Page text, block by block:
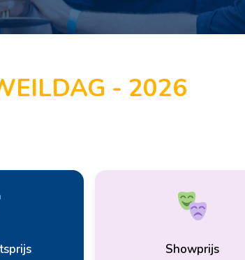
- 2026
Showprijs